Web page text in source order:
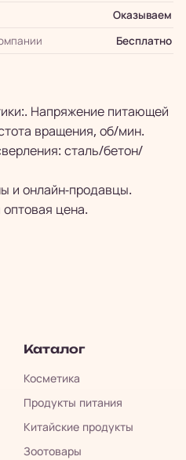
Оказываем
Бесплатно
Напряжение питающей
вращения, об/мин.
сталь/бетон/
и онлайн-продавцы.
цена.
Каталог
Косметика
Продукты питания
Китайские продукты
Зоотовары